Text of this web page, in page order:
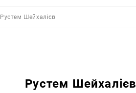
Рустем Шейхалієв
Рустем Шейхалієв